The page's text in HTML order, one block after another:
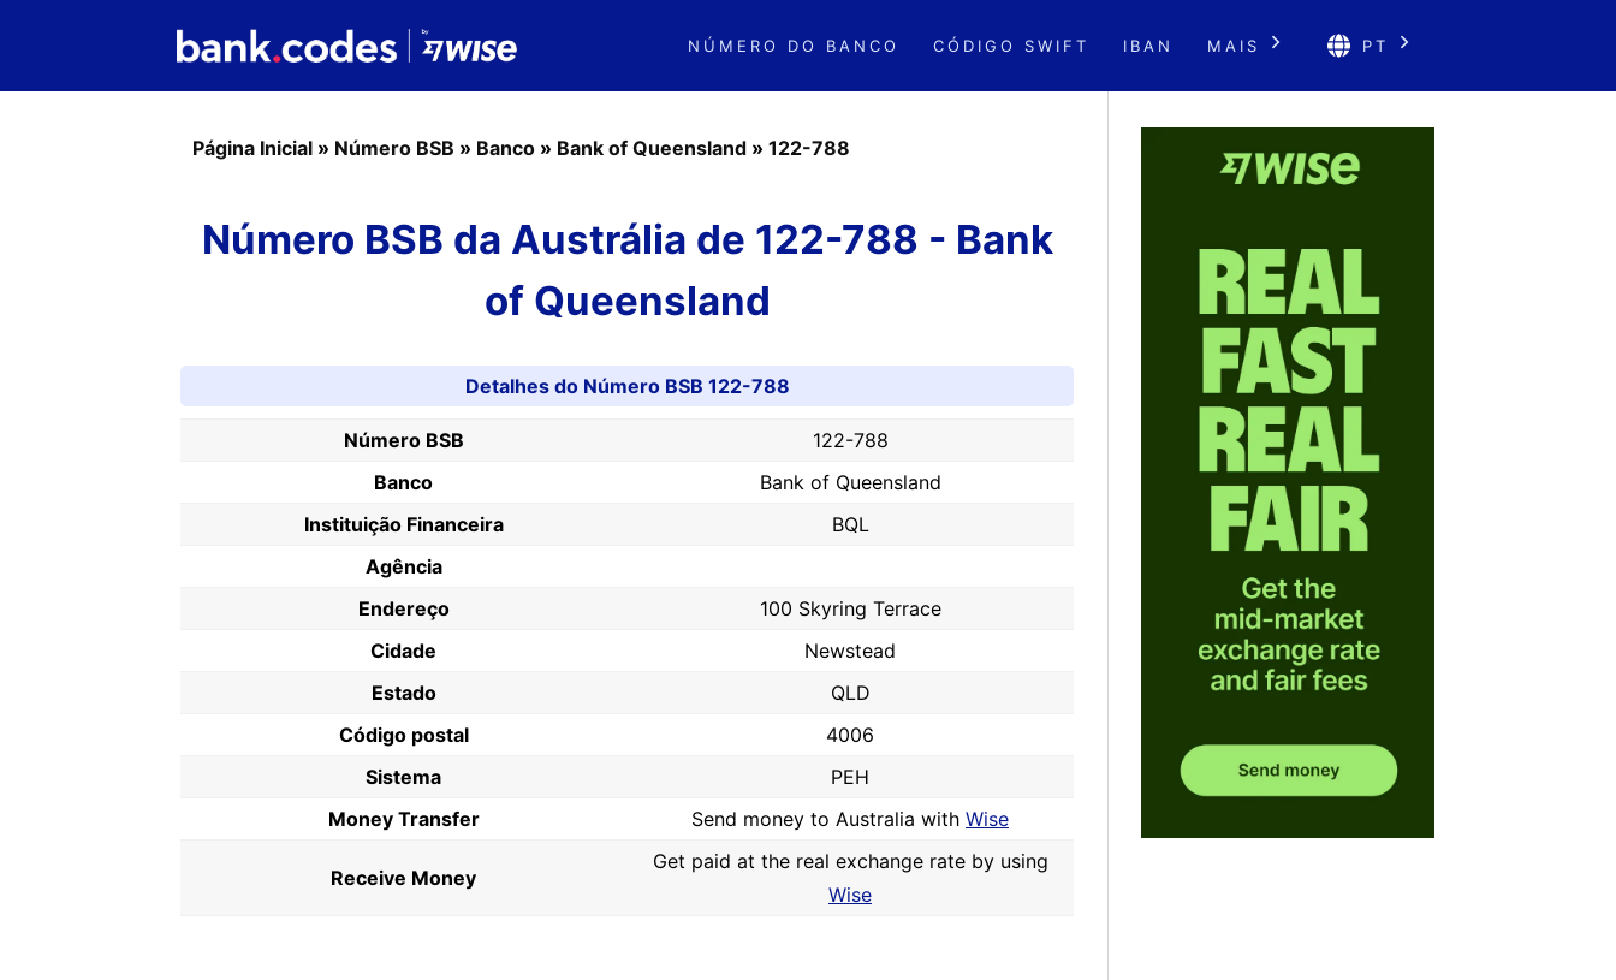
NÚMERO DO BANCO CÓDIGO SWIFT IBAN MAIS PT
Página Inicial » Número BSB » Banco » Bank of Queensland » 122-788
Número BSB da Austrália de 122-788 - Bank
of Queensland
Detalhes do Número BSB 122-788
Número BSB
122-788
Banco
Bank of Queensland
Instituição Financeira
BQL
Agência
Endereço
100 Skyring Terrace
Cidade
Newstead
Estado
QLD
Código postal
4006
Sistema
PEH
Money Transfer
Send money to Australia with Wise
Receive Money
Get paid at the real exchange rate by using
Wise